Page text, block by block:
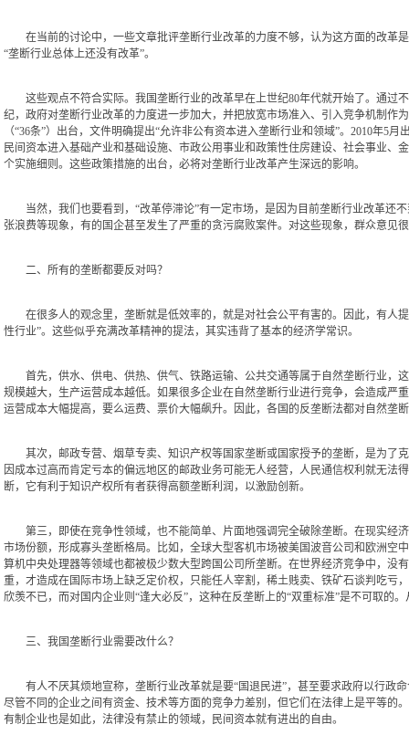
在当前的讨论中，一些文章批评垄断行业改革的力度不够，认为这方面的改革
“垄断行业总体上还没有改革”。
这些观点不符合实际。我国垄断行业的改革早在上世纪80年代就开始了。通过
纪，政府对垄断行业改革的力度进一步加大，并把放宽市场准入、引入竞争机制作
（“36条”）出台，文件明确提出“允许非公有资本进入垄断行业和领域”。2010年5
民间资本进入基础产业和基础设施、市政公用事业和政策性住房建设、社会事业、
个实施细则。这些政策措施的出台，必将对垄断行业改革产生深远的影响。
当然，我们也要看到，“改革停滞论”有一定市场，是因为目前垄断行业改革还
张浪费等现象，有的国企甚至发生了严重的贪污腐败案件。对这些现象，群众意见
二、所有的垄断都要反对吗？
在很多人的观念里，垄断就是低效率的，就是对社会公平有害的。因此，有人提
性行业”。这些似乎充满改革精神的提法，其实违背了基本的经济学常识。
首先，供水、供电、供热、供气、铁路运输、公共交通等属于自然垄断行业，
规模越大，生产运营成本越低。如果很多企业在自然垄断行业进行竞争，会造成严
运营成本大幅提高，要么运费、票价大幅飙升。因此，各国的反垄断法都对自然垄
其次，邮政专营、烟草专卖、知识产权等国家垄断或国家授予的垄断，是为了
因成本过高而肯定亏本的偏远地区的邮政业务可能无人经营，人民通信权利就无
断，它有利于知识产权所有者获得高额垄断利润，以激励创新。
第三，即使在竞争性领域，也不能简单、片面地强调完全破除垄断。在现实经
市场份额，形成寡头垄断格局。比如，全球大型客机市场被美国波音公司和欧洲
算机中央处理器等领域也都被极少数大型跨国公司所垄断。在世界经济竞争中，
重，才造成在国际市场上缺乏定价权，只能任人宰割，稀土贱卖、铁矿石谈判吃
欣羡不已，而对国内企业则“逢大必反”，这种在反垄断上的“双重标准”是不可取的
三、我国垄断行业需要改什么？
有人不厌其烦地宣称，垄断行业改革就是要“国退民进”，甚至要求政府以行政
尽管不同的企业之间有资金、技术等方面的竞争力差别，但它们在法律上是平等
有制企业也是如此，法律没有禁止的领域，民间资本就有进出的自由。